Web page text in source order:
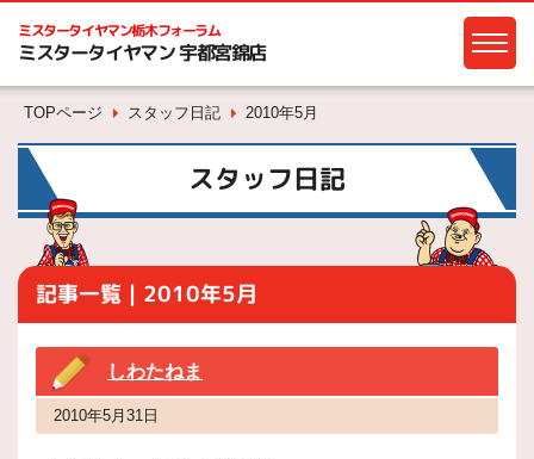
ミスタータイヤマン栃木フォーラム
ミスタータイヤマン 宇都宮錦店
TOPページ スタッフ日記 2010年5月
スタッフ日記
記事一覧｜2010年5月
しわたねま
2010年5月31日